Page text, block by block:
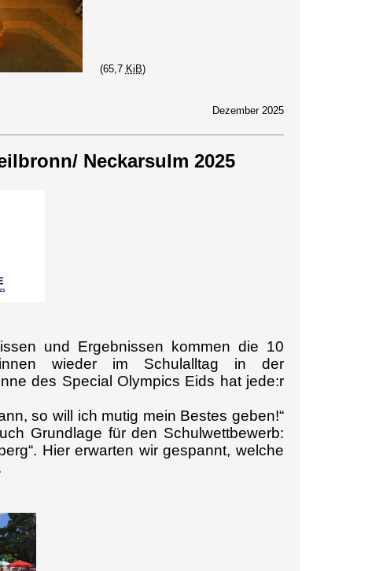
(65,7 KiB)
Dezember 2025
Neckarsulm 2025
und Ergebnissen kommen die 10
wieder im Schulalltag in der
des Special Olympics Eids hat jede:r
so will ich mutig mein Bestes geben!“
Grundlage für den Schulwettbewerb:
Hier erwarten wir gespannt, welche